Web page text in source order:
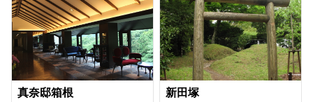
真奈邸箱根 新田塚